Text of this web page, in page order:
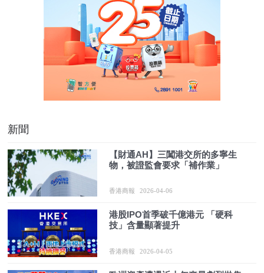
新聞
【財通AH】三闖港交所的多寧生
物，被證監會要求「補作業」
香港商報 2026-04-06
港股IPO首季破千億港元 「硬科
技」含量顯著提升
香港商報 2026-04-05